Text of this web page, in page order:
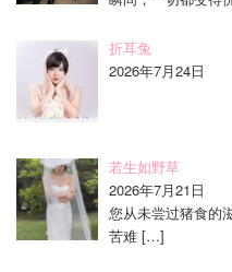
折耳兔
2026年7月24日
若生如野草
2026年7月21日
您从未尝过猪食的
苦难[…]